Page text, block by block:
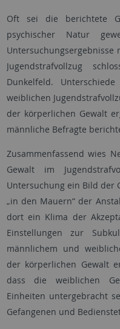
Oft sei die berichtete
psychischer Natur
Untersuchungsergebnisse
Jugendstrafvollzug
Dunkelfeld.
weiblichen
der körperlichen Gewalt
männliche Befragte
Zusammenfassend wies
Gewalt im
Untersuchung ein Bild der
„in den Mauern“ der
dort ein Klima der
Einstellungen zur
männlichem und
der körperlichen Gewalt
dass die weiblichen
Einheiten untergebracht
Gefangenen und